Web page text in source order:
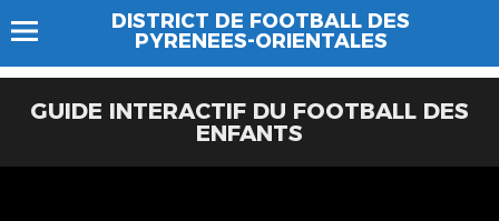
DISTRICT DE FOOTBALL DES
PYRENEES-ORIENTALES
GUIDE INTERACTIF DU FOOTBALL DES
ENFANTS